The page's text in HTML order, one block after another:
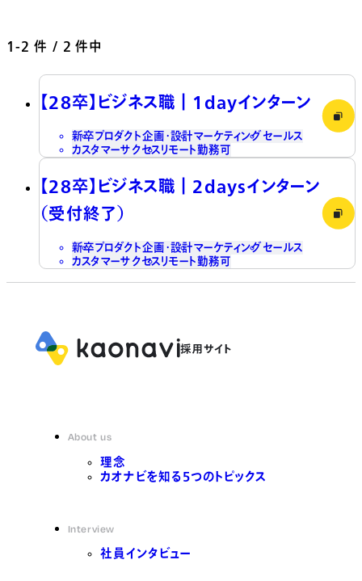
1-2 件 / 2 件中
【28卒】ビジネス職┃1dayインターン
新卒プロダクト企画・設計マーケティング セールス
カスタマーサクセスリモート勤務可
【28卒】ビジネス職┃2daysインターン
（受付終了）
新卒プロダクト企画・設計マーケティングセールス
カスタマーサクセス リモート勤務可
About us
理念
カオナビを知る5つのトピックス
Interview
社員インタビュー